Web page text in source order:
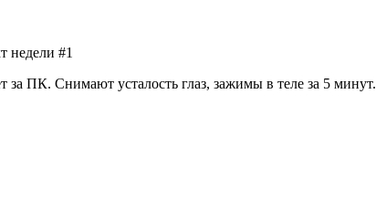
недели #1
за ПК. Снимают усталость глаз, зажимы в теле за 5 минут.